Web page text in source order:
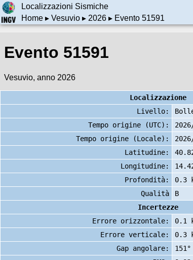
Localizzazioni Sismiche
Home▸ Vesuvio▸ 2026▸ Evento 51591
Evento 51591
Vesuvio, anno 2026
Localizzazione
Livello:
Tempo origine (UTC):
Tempo origine (Locale):
Latitudine:
Longitudine:
Profondità:
0.3
Qualità
B
Incertezze
Errore orizzontale:
0.1
Errore verticale:
0.3
Gap angolare:
151°